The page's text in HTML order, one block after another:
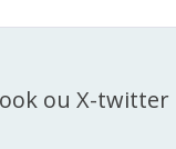
ou X-twitter